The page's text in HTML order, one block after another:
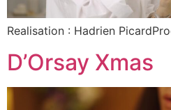
Realisation : Hadrien
D’Orsay Xmas